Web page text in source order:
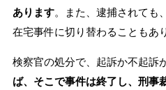
あります。また、逮捕されても
在宅事件に切り替わることもあ
検察官の処分で、起訴か不起訴
ば、そこで事件は終了し、刑事